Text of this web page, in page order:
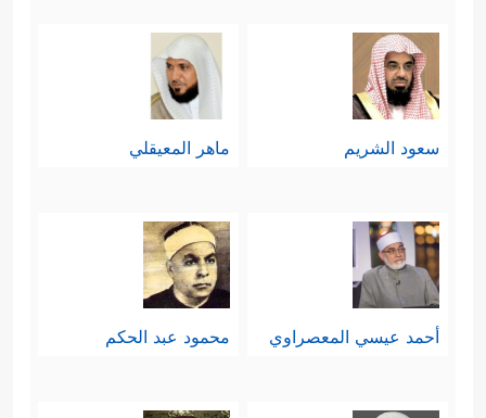
سعود الشريم ماهر المعيقلي
أحمد عيسي المعصراوي محمود عبد الحكم